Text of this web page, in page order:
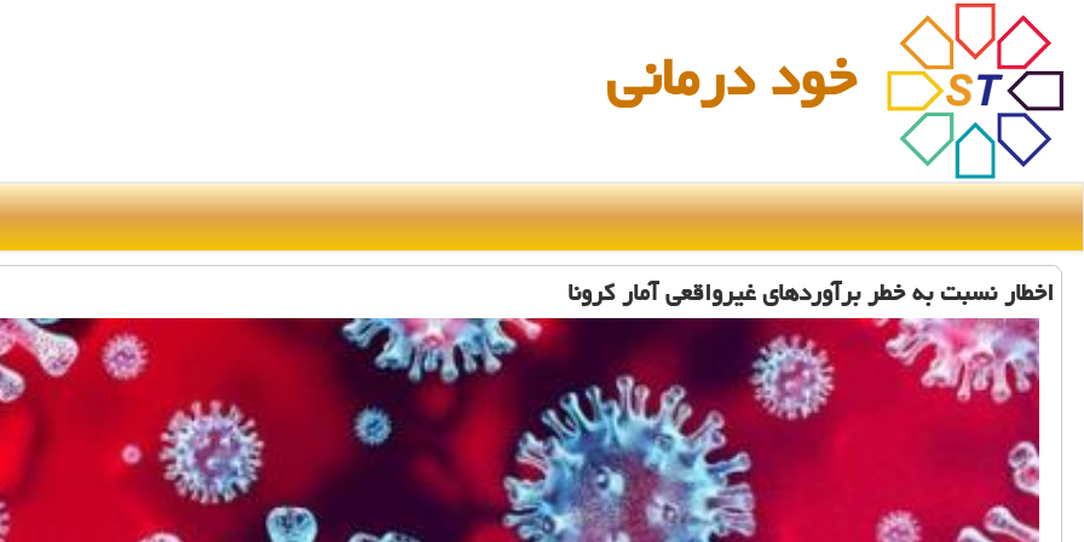
خود درمانی
اخطار نسبت به خطر برآوردهای غیرواقعی آمار كرونا